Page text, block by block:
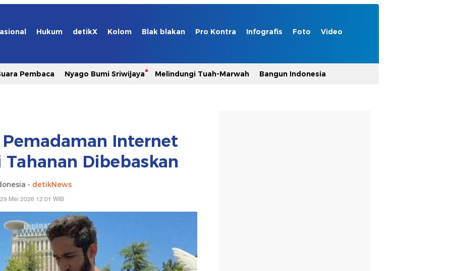
Hukum detikX Kolom Blak blakan Pro Kontra Infografis Foto Video
Pembaca Nyago Bumi Sriwijaya Melindungi Tuah-Marwah Bangun Indonesia
Pemadaman Internet
Dibebaskan
- detikNews
Mei 2026 12:01 WIB